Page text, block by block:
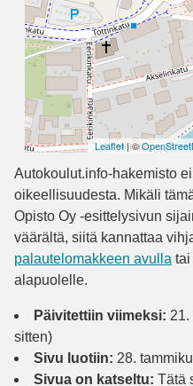
Leaflet| ©
Autokoulut.info-hakemisto
oikeellisuudesta. Mikäli
Opisto Oy -esittelysivun
väärältä, siitä kannattaa
palautelomakkeen avulla tai
alapuolelle.
Päivitettiin viimeksi: 21.
sitten)
Sivu luotiin: 28.
Sivua on katseltu: Tätä